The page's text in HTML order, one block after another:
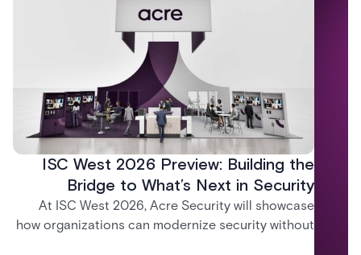
ISC West 2026 Preview: Building the
Bridge to What’s Next in Security
At ISC West 2026, Acre Security will showcase
how organizations can modernize security without